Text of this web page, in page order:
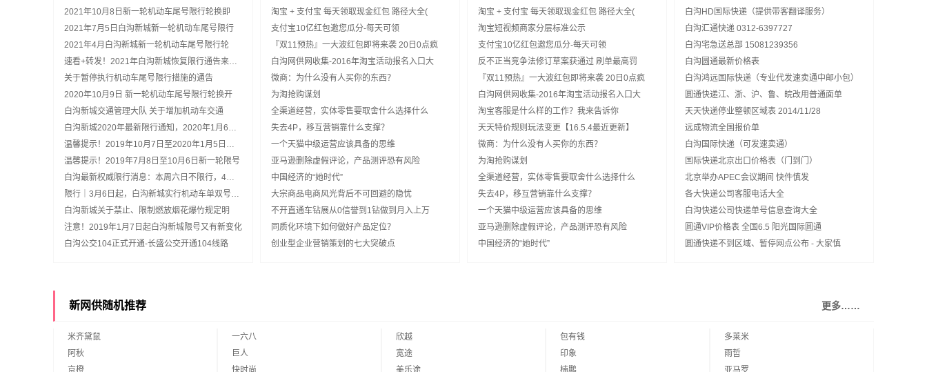
2021年10月8日新一轮机动车尾号限行轮换即
2021年7月5日白沟新城新一轮机动车尾号限行
2021年4月白沟新城新一轮机动车尾号限行轮
速看+转发！2021年白沟新城恢复限行通告来啦！2
关于暂停执行机动车尾号限行措施的通告
2020年10月9日 新一轮机动车尾号限行轮换开
白沟新城交通管理大队 关于增加机动车交通
白沟新城2020年最新限行通知，2020年1月6日至
温馨提示！2019年10月7日至2020年1月5日新一
温馨提示！2019年7月8日至10月6日新一轮限号
白沟最新权威限行消息：本周六日不限行，4月1日
限行｜3月6日起，白沟新城实行机动车单双号限行
白沟新城关于禁止、限制燃放烟花爆竹规定明
注意！2019年1月7日起白沟新城限号又有新变化
白沟公交104正式开通-长盛公交开通104线路
淘宝 + 支付宝 每天领取现金红包 路径大全(
支付宝10亿红包邀您瓜分-每天可领
『双11预热』一大波红包即将来袭 20日0点疯
白沟网供网收集-2016年淘宝活动报名入口大
微商：为什么没有人买你的东西？
为淘抢购谋划
全渠道经营，实体零售要取舍什么选择什么
失去4P，移互营销靠什么支撑？
一个天猫中级运营应该具备的思维
亚马逊删除虚假评论，产品测评恐有风险
中国经济的“她时代”
大宗商品电商风光背后不可回避的隐忧
不开直通车钻展从0信誉到1钻做到月入上万
同质化环境下如何做好产品定位？
创业型企业营销策划的七大突破点
淘宝 + 支付宝 每天领取现金红包 路径大全(
淘宝短视频商家分层标准公示
支付宝10亿红包邀您瓜分-每天可领
反不正当竞争法修订草案获通过 刷单最高罚
『双11预热』一大波红包即将来袭 20日0点疯
白沟网供网收集-2016年淘宝活动报名入口大
淘宝客服是什么样的工作？我来告诉你
天天特价规则玩法变更【16.5.4最近更新】
微商：为什么没有人买你的东西？
为淘抢购谋划
全渠道经营，实体零售要取舍什么选择什么
失去4P，移互营销靠什么支撑？
一个天猫中级运营应该具备的思维
亚马逊删除虚假评论，产品测评恐有风险
中国经济的“她时代”
白沟HD国际快递（提供带客翻译服务）
白沟汇通快递 0312-6397727
白沟宅急送总部 15081239356
白沟圆通最新价格表
白沟鸿远国际快递（专业代发速卖通中邮小包）
圆通快递江、浙、沪、鲁、皖改用普通面单
天天快递停业整顿区域表 2014/11/28
远成物流全国报价单
白沟国际快递（可发速卖通）
国际快递北京出口价格表（门到门）
北京举办APEC会议期间 快件慎发
各大快递公司客服电话大全
白沟快递公司快递单号信息查询大全
圆通VIP价格表 全国6.5 阳光国际圆通
圆通快递不到区域、暂停网点公布 - 大家慎
新网供随机推荐 更多……
米齐黛鼠 一六八 欣越 包有钱
多莱米
阿秋
巨人 宽途 印象
雨哲
京橙
快时尚 美乐途 楠鹏
亚马罗